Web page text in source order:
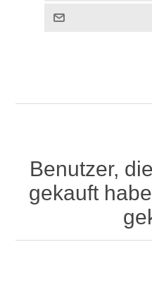
Benutzer,
gekauft